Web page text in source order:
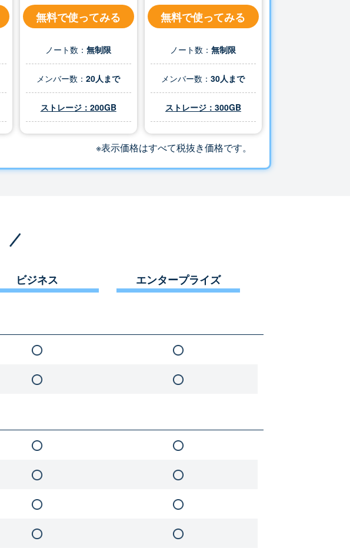
無料で使ってみる
ノート数：無制限
メンバー数：20人まで
ストレージ：200GB
無料で使ってみる
ノート数：無制限
メンバー数：30人まで
ストレージ： 300GB
※表示価格はすべて税抜き価格です。
ビジネス エンタープライズ